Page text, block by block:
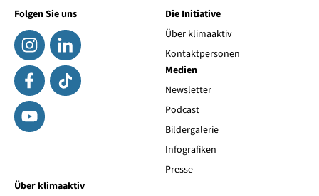
Folgen Sie uns
Die Initiative
Über klimaaktiv
Kontaktpersonen
Medien
Newsletter
Podcast
Bildergalerie
Infografiken
Presse
Über klimaaktiv